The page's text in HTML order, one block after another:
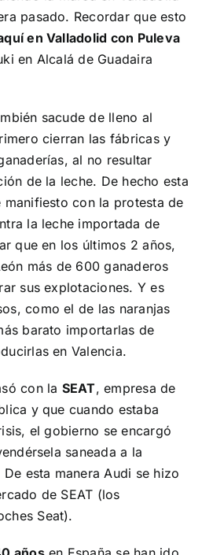
pasado. Recordar que esto
en Valladolid con Puleva
en Alcalá de Guadaira
sacude de lleno al
cierran las fábricas y
al no resultar
de la leche. De hecho esta
manifiesto con la protesta de
la leche importada de
que en los últimos 2 años,
más de 600 ganaderos
sus explotaciones. Y es
como el de las naranjas
barato importarlas de
en Valencia.
con la SEAT, empresa de
y que cuando estaba
el gobierno se encargó
saneada a la
esta manera Audi se hizo
de SEAT (los
Seat).